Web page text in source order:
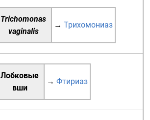
Trichomonas
vaginalis
→ Трихомониаз
Лобковые
вши
→ Фтириаз